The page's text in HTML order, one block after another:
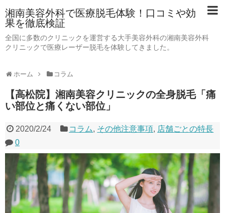
湘南美容外科で医療脱毛体験！口コミや効
果を徹底検証
全国に多数のクリニックを運営する大手美容外科の湘南美容外科
クリニックで医療レーザー脱毛を体験してきました。
ホーム コラム
【高松院】湘南美容クリニックの全身脱毛「痛
い部位と痛くない部位」
2020/2/24 コラム, その他注意事項, 店舗ごとの特長
0